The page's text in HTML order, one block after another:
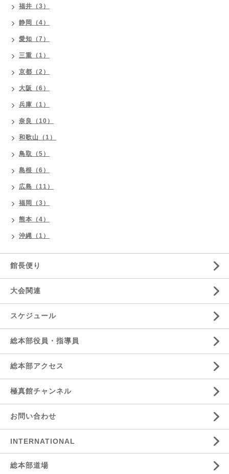
福井（3）
静岡（4）
愛知（7）
三重（1）
京都（2）
大阪（6）
兵庫（1）
奈良（10）
和歌山（1）
鳥取（5）
島根（6）
広島（11）
福岡（3）
熊本（4）
沖縄（1）
館長便り
大会関連
スケジュール
総本部役員・指導員
総本部アクセス
極真館チャンネル
お問い合わせ
INTERNATIONAL
総本部道場